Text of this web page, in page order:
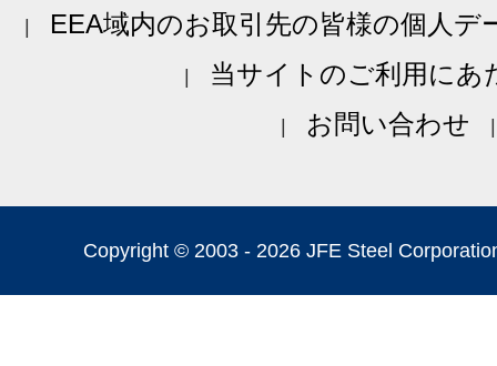
EEA域内のお取引先の皆様の個人デ
当サイトのご利用にあ
お問い合わせ
Copyright © 2003 - 2026 JFE Steel